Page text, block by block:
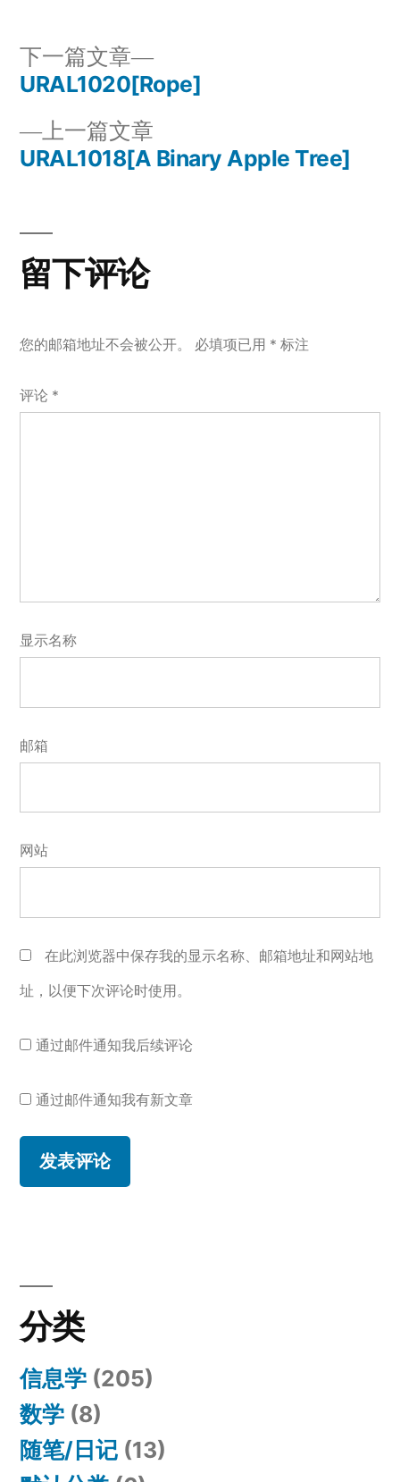
文
章
航
上一篇文章
一
URAL1018[A Binary Apple Tree]
下一篇文章
下
一
章：
URAL1020[Rope]
留下评论
您的邮箱地址不会被公开。 必填项已用 * 标注
评论 *
显示名称
邮箱
网站
在此浏览器中保存我的显示名称、邮箱地址和网站地
址，以便下次评论时使用。
通过邮件通知我后续评论
通过邮件通知我有新文章
分类
信息学 (205)
数学 (8)
随笔/日记 (13)